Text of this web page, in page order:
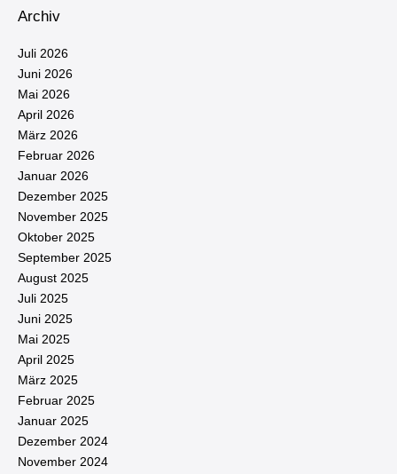
Archiv
Juli 2026
Juni 2026
Mai 2026
April 2026
März 2026
Februar 2026
Januar 2026
Dezember 2025
November 2025
Oktober 2025
September 2025
August 2025
Juli 2025
Juni 2025
Mai 2025
April 2025
März 2025
Februar 2025
Januar 2025
Dezember 2024
November 2024